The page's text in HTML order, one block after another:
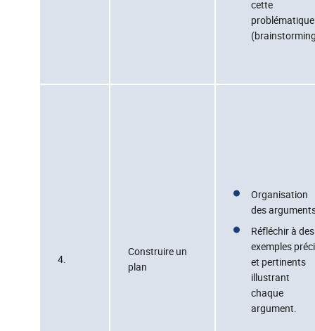
cette
problématique
4.
Construire un
plan
Organisation
des
Réfléchir à des
exemples
et pertinents
illustrant
chaque
argument.